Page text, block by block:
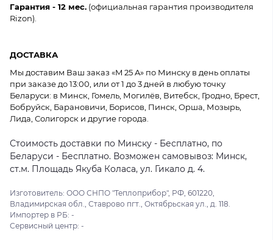
Гарантия - 12 мес. (официальная гарантия производителя
Rizon).
ДОСТАВКА
Мы доставим Ваш заказ «M 25 A» по Минску в день оплаты
при заказе до 13:00, или от 1 до 3 дней в любую точку
Беларуси: в Минск, Гомель, Могилёв, Витебск, Гродно, Брест,
Бобруйск, Барановичи, Борисов, Пинск, Орша, Мозырь,
Лида, Солигорск и другие города.
Стоимость доставки по Минску - Бесплатно, по
Беларуси - Бесплатно. Возможен самовывоз: Минск,
ст.м. Площадь Якуба Коласа, ул. Гикало д. 4.
Изготовитель: ООО СНПО "Теплоприбор", РФ, 601220,
Владимирская обл., Ставрово пгт., Октябрьская ул., д. 118.
Импортер в РБ: -
Сервисный центр: -